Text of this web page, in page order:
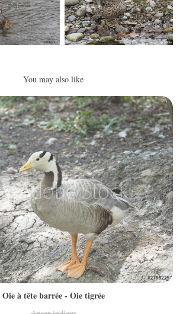
You may also like
Oie à tête barrée - Oie tigrée